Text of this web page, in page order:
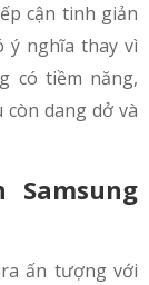
cận tinh giản
ý nghĩa thay vì
có tiềm năng,
dang dở và
Samsung
ấn tượng với